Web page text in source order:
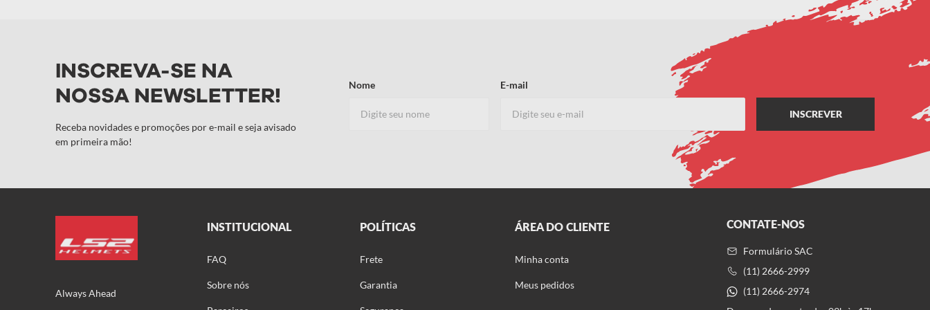
INSCREVA-SE NA
NOSSA NEWSLETTER!
Receba novidades e promoções por e-mail e seja avisado
em primeira mão!
Nome E-mail
Always Ahead
INSTITUCIONAL
FAQ
Sobre nós
POLÍTICAS
Frete
Garantia
ÁREA DO CLIENTE
Minha conta
Meus pedidos
CONTATE-NOS
Formulário SAC
(11) 2666-2999
(11) 2666-2974